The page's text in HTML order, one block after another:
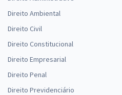
Direito Ambiental
Direito Civil
Direito Constitucional
Direito Empresarial
Direito Penal
Direito Previdenciário